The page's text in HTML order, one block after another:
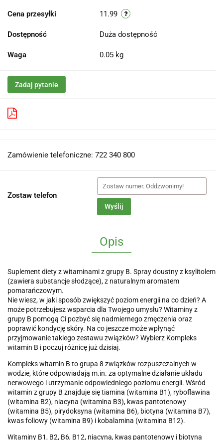
Cena przesyłki 11.99
Dostępność Duża dostępność
Waga 0.05 kg
Zadaj pytanie
Zamówienie telefoniczne: 722 340 800
Zostaw telefon
Wyślij
Opis
Suplement diety z witaminami z grupy B. Spray doustny z ksylitolem
(zawiera substancje słodzące), z naturalnym aromatem
pomarańczowym.
Nie wiesz, w jaki sposób zwiększyć poziom energii na co dzień? A
może potrzebujesz wsparcia dla Twojego umysłu? Witaminy z
grupy B pomogą Ci pozbyć się nadmiernego zmęczenia oraz
poprawić kondycję skóry. Na co jeszcze może wpłynąć
przyjmowanie takiego zestawu związków? Wybierz Kompleks
witamin B i poczuj różnicę już dzisiaj.
Kompleks witamin B to grupa 8 związków rozpuszczalnych w
wodzie, które odpowiadają m.in. za optymalne działanie układu
nerwowego i utrzymanie odpowiedniego poziomu energii. Wśród
witamin z grupy B znajduje się tiamina (witamina B1), ryboflawina
(witamina B2), niacyna (witamina B3), kwas pantotenowy
(witamina B5), pirydoksyna (witamina B6), biotyna (witamina B7),
kwas foliowy (witamina B9) i kobalamina (witamina B12).
Witaminy B1, B2, B6, B12, niacyna, kwas pantotenowy i biotyna